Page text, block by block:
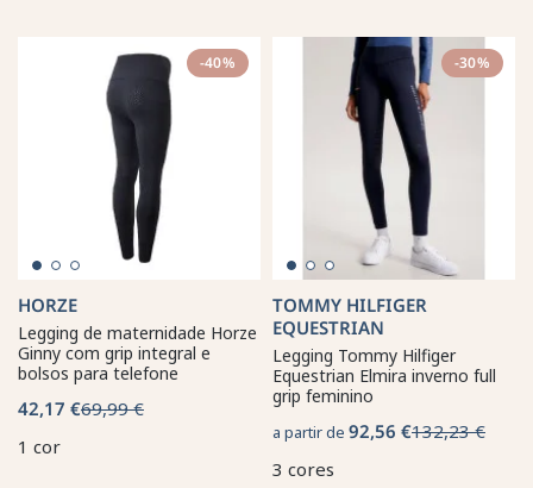
-40%
HORZE
Legging de maternidade Horze
Ginny com grip integral e
bolsos para telefone
42,17 €69,99 €
1 cor
-30%
TOMMY HILFIGER
EQUESTRIAN
Legging Tommy Hilfiger
Equestrian Elmira inverno full
grip feminino
a partir de 92,56 €132,23 €
3 cores